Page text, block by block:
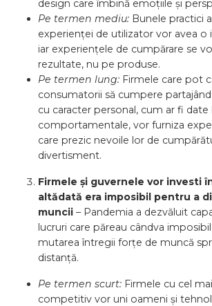
design care îmbină emoțiile și
Pe termen mediu: Bunele practici
experienței de utilizator vor avea o
iar experiențele de cumpărare se
rezultate, nu pe produse.
Pe termen lung: Firmele care pot
consumatorii să cumpere
cu caracter personal, cum ar fi
comportamentale, vor furniza
care prezic nevoile lor de
divertisment.
Firmele și guvernele vor investi
altădată era imposibil pentru a
muncii – Pandemia a dezvăluit
lucruri care păreau cândva
mutarea întregii forțe de muncă
distanță.
Pe termen scurt: Firmele cu cel
competitiv vor uni oameni și